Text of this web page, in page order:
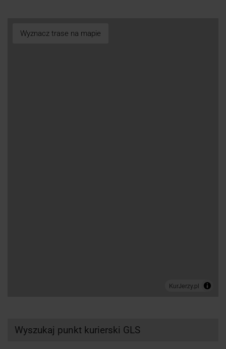
Wyznacz trase na mapie
Wyszukaj punkt kurierski GLS